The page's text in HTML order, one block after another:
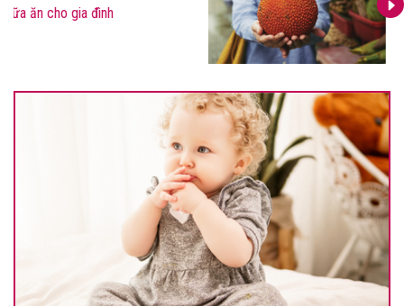
Bữa ăn cho gia đình